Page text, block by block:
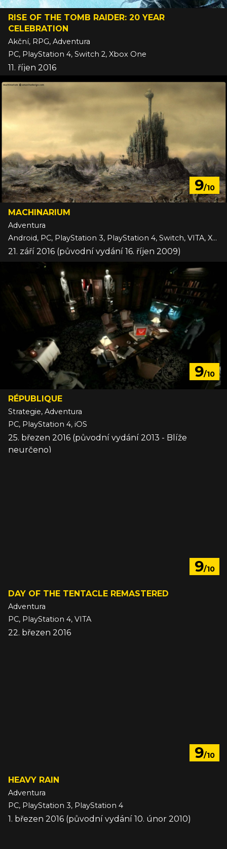
RISE OF THE TOMB RAIDER: 20 YEAR
CELEBRATION
Akční, RPG, Adventura
PC, PlayStation 4, Switch 2, Xbox One
11. říjen 2016
9/10
MACHINARIUM
Adventura
Android, PC, PlayStation 3, PlayStation 4, Switch, VITA, Xbox One, iOS
21. září 2016 (původní vydání 16. říjen 2009)
9/10
RÉPUBLIQUE
Strategie, Adventura
PC, PlayStation 4, iOS
25. březen 2016 (původní vydání 2013 - Blíže
neurčeno)
9/10
DAY OF THE TENTACLE REMASTERED
Adventura
PC, PlayStation 4, VITA
22. březen 2016
9/10
HEAVY RAIN
Adventura
PC, PlayStation 3, PlayStation 4
1. březen 2016 (původní vydání 10. únor 2010)